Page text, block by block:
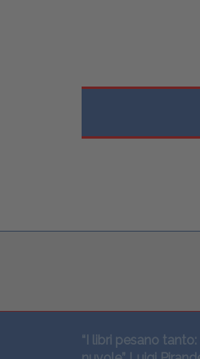
“I libri pesano